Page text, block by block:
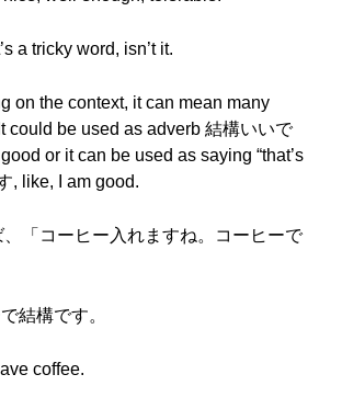
a tricky word, isn’t it.
on the context, it can mean many
could be used as adverb 結構いいで
or it can be used as saying “that’s
, like, I am good.
、「コーヒー入れますね。コーヒーで
結構です。
coffee.